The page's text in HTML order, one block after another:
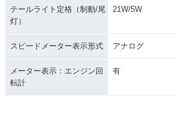
テールライト定格（制動/尾
灯）
21W/5W
スピードメーター表示形式 アナログ
メーター表示：エンジン回
転計
有